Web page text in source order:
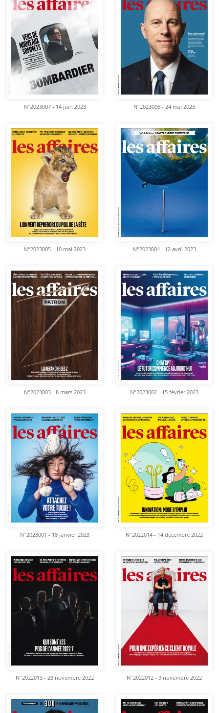
N°2023007 - 14 juin 2023 N°2023006 - 24 mai 2023
N°2023005 - 10 mai 2023 N°2023004 - 12 avril 2023
N°2023003 - 8 mars 2023 N°2023002 - 15 février 2023
N°2023001 - 18 janvier 2023 N°2022014 - 14 décembre 2022
N°2022013 - 23 novembre 2022 N°2022012 - 9 novembre 2022